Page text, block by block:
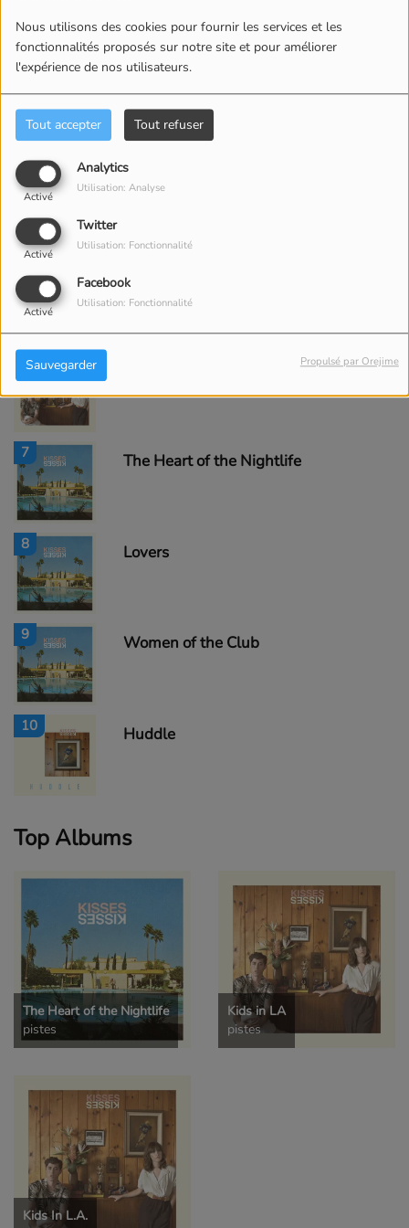
Nous utilisons des cookies pour fournir les services et les
fonctionnalités proposés sur notre site et pour améliorer
l'expérience de nos utilisateurs.
Tout accepter Tout refuser
Analytics
Activé
Utilisation: Analyse
Twitter
Activé
Utilisation: Fonctionnalité
Facebook
Activé
Utilisation: Fonctionnalité
Sauvegarder Propulsé par Orejime
Funny Heartbeat
3 Kisses
People Can Do the Most
5 Midnight Lover
6
7 The Heart of the Nightlife
8 Lovers
9 Women of the Club
10 Huddle
Top Albums
The Heart of the Nightlife
pistes
Kids in LA
pistes
Kids In L.A.